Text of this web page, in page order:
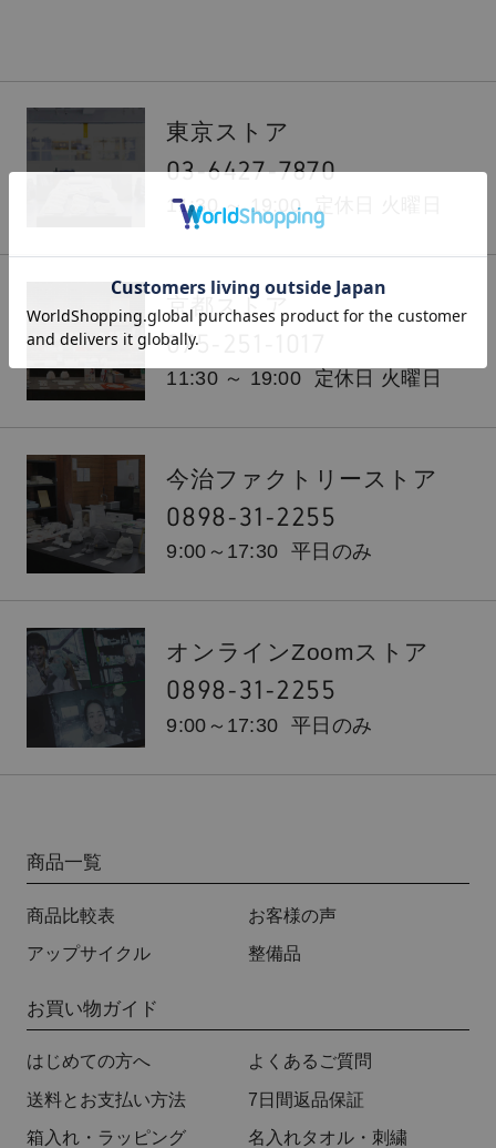
東京ストア
03-6427-7870
11:30 ～ 19:00
京都ストア
075-251-1017
11:30 ～ 19:00 定休日 火曜日
今治ファクトリーストア
0898-31-2255
9:00～17:30 平日のみ
オンラインZoomストア
0898-31-2255
9:00～17:30 平日のみ
商品一覧
商品比較表 お客様の声
アップサイクル 整備品
お買い物ガイド
はじめての方へ よくあるご質問
送料とお支払い方法 7日間返品保証
箱入れ・ラッピング 名入れタオル・刺繍